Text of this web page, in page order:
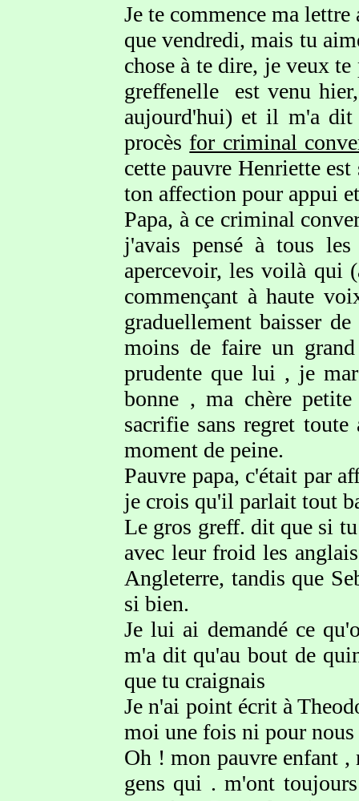
Je te commence ma
que vendredi, mais tu
chose à te dire, je veux
greffenelle est venu
aujourd'hui) et il m'a dit
procès for criminal
cette pauvre Henriette
ton affection pour appui
Papa, à ce criminal
j'avais pensé à tous
apercevoir, les voilà qui
commençant à haute
graduellement baisser
moins de faire un
prudente que lui , je
bonne , ma chère
sacrifie sans regret
moment de peine.
Pauvre papa, c'était par
je crois qu'il parlait tout
Le gros greff. dit que si
avec leur froid les
Angleterre, tandis que
si bien.
Je lui ai demandé ce
m'a dit qu'au bout de
que tu craignais
Je n'ai point écrit à
moi une fois ni pour
Oh ! mon pauvre enfant ,
gens qui . m'ont